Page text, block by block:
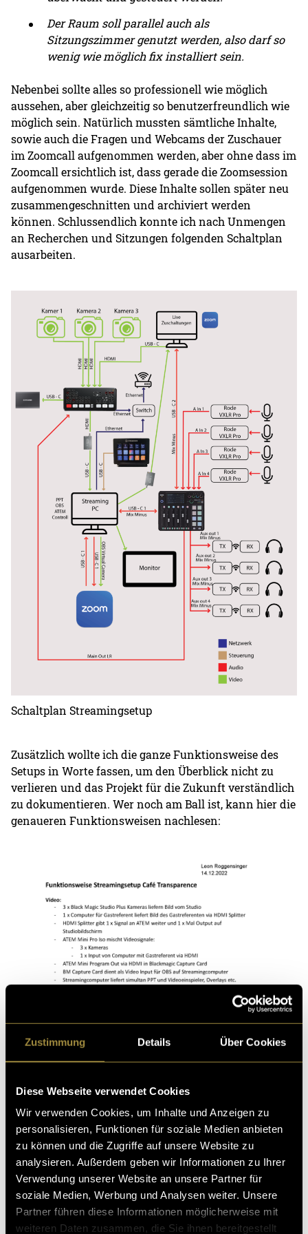
Zustimmung Details Über Cookies
Diese Webseite verwendet Cookies
Wir verwenden Cookies, um Inhalte und Anzeigen zu
personalisieren, Funktionen für soziale Medien anbieten
zu können und die Zugriffe auf unsere Website zu
analysieren. Außerdem geben wir Informationen zu Ihrer
Verwendung unserer Website an unsere Partner für
soziale Medien, Werbung und Analysen weiter. Unsere
Partner führen diese Informationen möglicherweise mit
weiteren Daten zusammen, die Sie ihnen bereitgestellt
Der Raum soll parallel auch als
Sitzungszimmer genutzt werden, also darf so
wenig wie möglich fix installiert sein.
Nebenbei sollte alles so professionell wie möglich
aussehen, aber gleichzeitig so benutzerfreundlich wie
möglich sein. Natürlich mussten sämtliche Inhalte,
sowie auch die Fragen und Webcams der Zuschauer
im Zoomcall aufgenommen werden, aber ohne dass im
Zoomcall ersichtlich ist, dass gerade die Zoomsession
aufgenommen wurde. Diese Inhalte sollen später neu
zusammengeschnitten und archiviert werden
können. Schlussendlich konnte ich nach Unmengen
an Recherchen und Sitzungen folgenden Schaltplan
ausarbeiten.
Schaltplan Streamingsetup
Zusätzlich wollte ich die ganze Funktionsweise des
Setups in Worte fassen, um den Überblick nicht zu
verlieren und das Projekt für die Zukunft verständlich
zu dokumentieren. Wer noch am Ball ist, kann hier die
genaueren Funktionsweisen nachlesen: